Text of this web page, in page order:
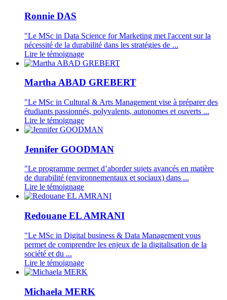
Ronnie DAS
"Le MSc in Data Science for Marketing met l'accent sur la
nécessité de la durabilité dans les stratégies de ...
Lire le témoignage
Martha ABAD GREBERT
"Le MSc in Cultural & Arts Management vise à préparer des
étudiants passionnés, polyvalents, autonomes et ouverts ...
Lire le témoignage
Jennifer GOODMAN
"Le programme permet d’aborder sujets avancés en matière
de durabilité (environnementaux et sociaux) dans ...
Lire le témoignage
Redouane EL AMRANI
"Le MSc in Digital business & Data Management vous
permet de comprendre les enjeux de la digitalisation de la
société et du ...
Lire le témoignage
Michaela MERK